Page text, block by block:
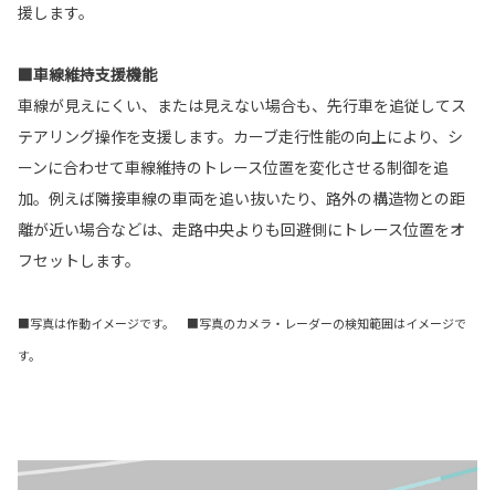
援します。
■車線維持支援機能
車線が見えにくい、または見えない場合も、先行車を追従してス
テアリング操作を支援します。カーブ走行性能の向上により、シ
ーンに合わせて車線維持のトレース位置を変化させる制御を追
加。例えば隣接車線の車両を追い抜いたり、路外の構造物との距
離が近い場合などは、走路中央よりも回避側にトレース位置をオ
フセットします。
■写真は作動イメージです。 ■写真のカメラ・レーダーの検知範囲はイメージで
す。